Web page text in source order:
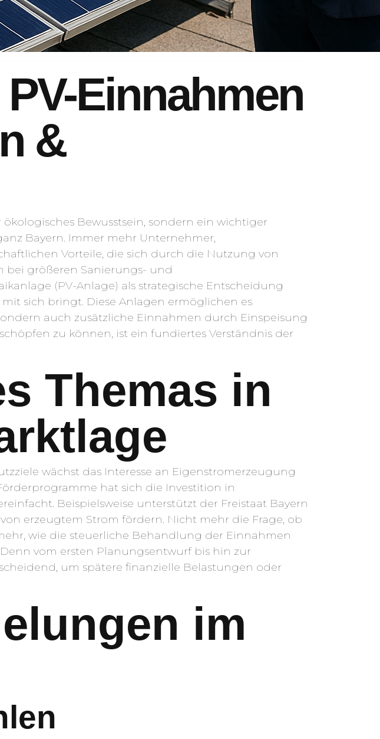
Einnahmen
&
Bewusstsein, sondern ein wichtiger
Bayern. Immer mehr Unternehmer,
Vorteile, die sich durch die Nutzung von
bei größeren Sanierungs- und
(PV-Anlage) als strategische Entscheidung
sich bringt. Diese Anlagen ermöglichen es
auch zusätzliche Einnahmen durch Einspeisung
zu können, ist ein fundiertes Verständnis der
Themas in
wächst das Interesse an Eigenstromerzeugung
hat sich die Investition in
Beispielsweise unterstützt der Freistaat Bayern
erzeugtem Strom fördern. Nicht mehr die Frage, ob
wie die steuerliche Behandlung der Einnahmen
vom ersten Planungsentwurf bis hin zur
um spätere finanzielle Belastungen oder
im